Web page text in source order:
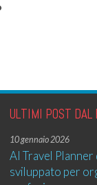
ULTIMI POST DAL
10 gennaio 2026
AI Travel Planner
sviluppato per